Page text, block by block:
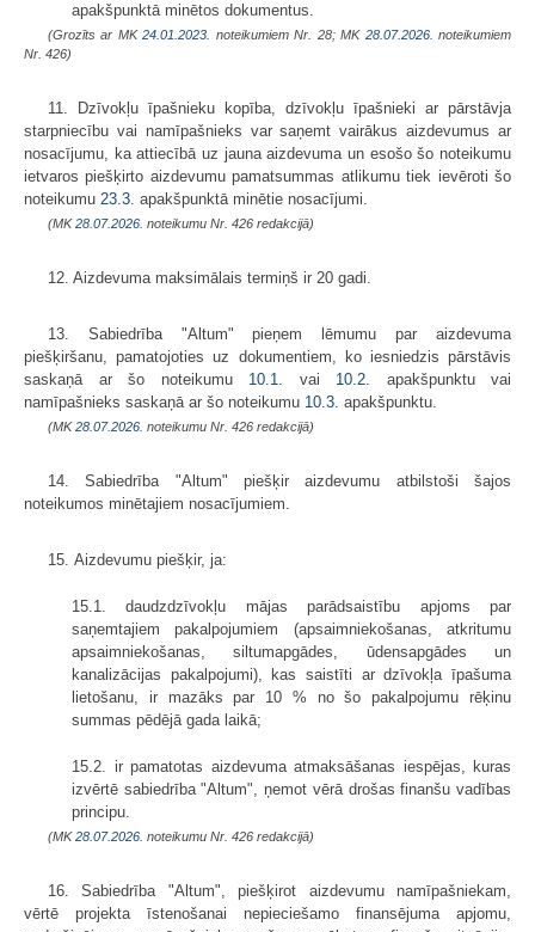
apakšpunktā minētos dokumentus.
(Grozīts ar MK24.01.2023. noteikumiem Nr. 28; MK 28.07.2026. noteikumiem
Nr. 426)
11. Dzīvokļu īpašnieku kopība, dzīvokļu īpašnieki ar pārstāvja
starpniecību vai namīpašnieks var saņemt vairākus aizdevumus ar
nosacījumu, ka attiecībā uz jauna aizdevuma un esošo šo noteikumu
ietvaros piešķirto aizdevumu pamatsummas atlikumu tiek ievēroti šo
noteikumu 23.3. apakšpunktā minētie nosacījumi.
(MK28.07.2026. noteikumu Nr. 426 redakcijā)
12. Aizdevuma maksimālais termiņš ir 20 gadi.
13. Sabiedrība "Altum" pieņem lēmumu par aizdevuma
piešķiršanu, pamatojoties uz dokumentiem, ko iesniedzis pārstāvis
saskaņā ar šo noteikumu 10.1. vai 10.2.
​​​​​​​apakšpunktu vai
namīpašnieks saskaņā ar šo noteikumu 10.3. apakšpunktu.
(MK28.07.2026. noteikumu Nr. 426 redakcijā)
14. Sabiedrība "Altum" piešķir aizdevumu atbilstoši šajos
noteikumos minētajiem nosacījumiem.
15. Aizdevumu piešķir, ja:
15.1. daudzdzīvokļu mājas parādsaistību apjoms par
saņemtajiem pakalpojumiem (apsaimniekošanas, atkritumu
apsaimniekošanas, siltumapgādes, ūdensapgādes un
kanalizācijas pakalpojumi), kas saistīti ar dzīvokļa īpašuma
lietošanu, ir mazāks par 10 % no šo pakalpojumu rēķinu
summas pēdējā gada laikā;
15.2. ir pamatotas aizdevuma atmaksāšanas iespējas, kuras
izvērtē sabiedrība "Altum", ņemot vērā drošas finanšu vadības
principu.
(MK28.07.2026. noteikumu Nr. 426 redakcijā)
16. Sabiedrība "Altum", piešķirot aizdevumu namīpašniekam,
vērtē projekta īstenošanai nepieciešamo finansējuma apjomu,